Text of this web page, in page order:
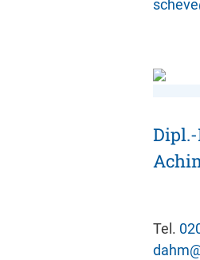
Tel.